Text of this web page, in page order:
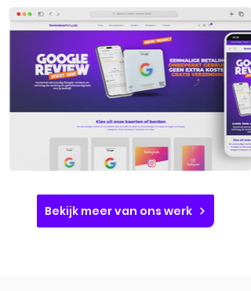
Bekijk meer van ons werk